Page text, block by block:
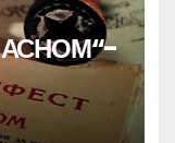
АСНОМ“-